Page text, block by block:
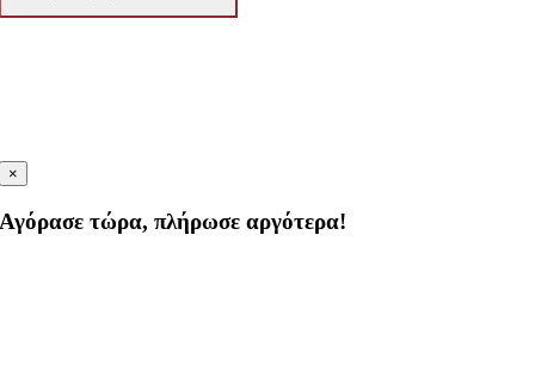
×
Αγόρασε τώρα, πλήρωσε αργότερα!